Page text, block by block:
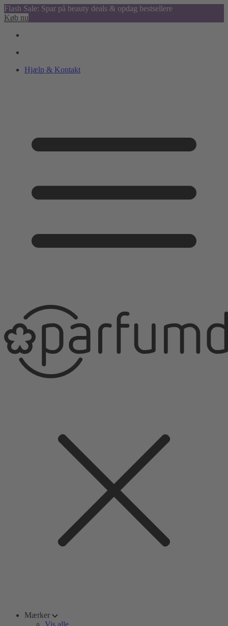
Flash Sale: Spar på beauty deals & opdag bestsellere
Køb nu
Hjælp & Kontakt
Mærker
Vis alle